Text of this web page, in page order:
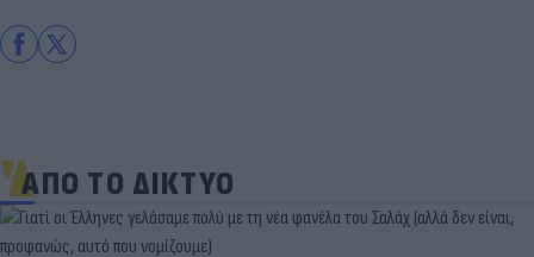
ΑΠΟ ΤΟ ΔΙΚΤΥΟ